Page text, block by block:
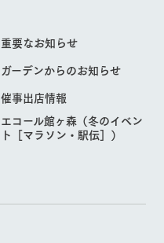
重要なお知らせ
ガーデンからのお知らせ
催事出店情報
エコール館ヶ森（冬のイベン
ト［マラソン・駅伝］）